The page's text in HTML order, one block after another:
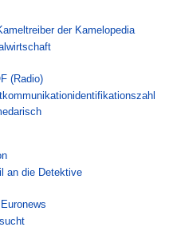
der Kamelopedia
(Radio)
an die Detektive